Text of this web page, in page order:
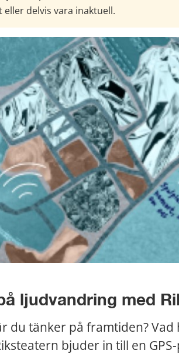
eller delvis vara inaktuell.
ljudvandring med
du tänker på framtiden?
bjuder in till en